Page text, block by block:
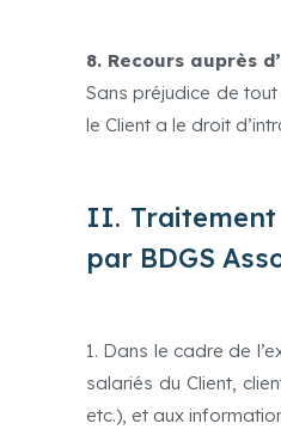
8. Recours auprès
Sans préjudice de
le Client a le droit
II. Traitement
par BDGS
1. Dans le cadre de
salariés du Client,
etc.), et aux